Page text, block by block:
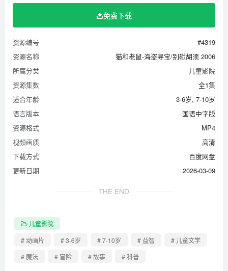
免费下载
资源编号
#4319
资源名称
猫和老鼠-海盗寻宝/别碰胡须 2006
所属分类
儿童影院
资源集数
全1集
适合年龄
3-6岁, 7-10岁
语言版本
国语中字版
资源格式
MP4
视频画质
高清
下载方式
百度网盘
更新日期
2026-03-09
THE END
儿童影院
# 动画片
# 3-6岁 # 7-10岁 # 益智
# 儿童文学
# 魔法
# 冒险 # 故事 # 科普